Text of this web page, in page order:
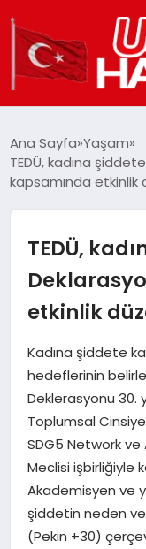
DÜNYA
TEKNOLOJI
EĞITIM
MAGAZIN
SPOR
YAŞAM
Ana Sayfa Yaşam
TEDÜ, kadına
kapsamında etkinlik
TEDÜ,
etkinlik
Kadına şiddete
hedeflerinin
Deklerasyonu 30.
Toplumsal
SDG5 Network
Meclisi işbirliğiyle
Akademisyen ve
şiddetin neden ve
(Pekin +30)